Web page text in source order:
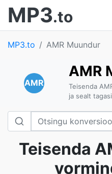
MP3.to
MP3.to AMR Muundur
AMR
AMR
Teisenda
ja sealt tagasi
Teisenda